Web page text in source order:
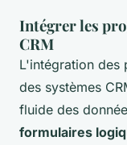
Intégrer les
CRM
L'intégration des
des systèmes
fluide des
formulaires